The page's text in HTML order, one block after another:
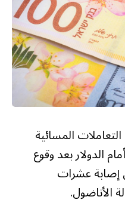
المسائية
الدولار بعد وقوع
إصابة عشرات
الأناضول.